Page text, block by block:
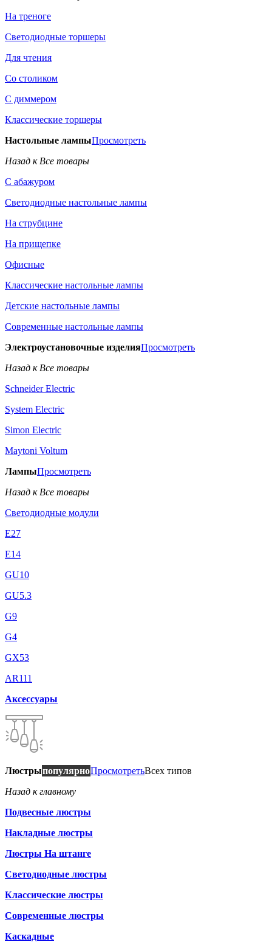
На треноге
Светодиодные торшеры
Для чтения
Со столиком
С диммером
Классические торшеры
Настольные лампыПросмотреть
Назад к Все товары
С абажуром
Светодиодные настольные лампы
На струбцине
На прищепке
Офисные
Классические настольные лампы
Детские настольные лампы
Современные настольные лампы
Электроустановочные изделияПросмотреть
Назад к Все товары
Schneider Electric
System Electric
Simon Electric
Maytoni Voltum
ЛампыПросмотреть
Назад к Все товары
Светодиодные модули
E27
E14
GU10
GU5.3
G9
G4
GX53
AR111
Аксессуары
ЛюстрыпопулярноПросмотретьВсех типов
Назад к главному
Подвесные люстры
Накладные люстры
Люстры На штанге
Светодиодные люстры
Классические люстры
Современные люстры
Каскадные